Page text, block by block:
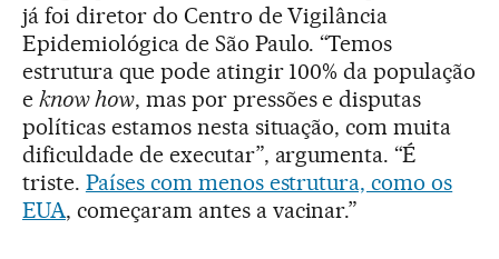
já foi diretor do Centro de Vigilância
Epidemiológica de São Paulo. “Temos
estrutura que pode atingir 100% da população
e know how, mas por pressões e disputas
políticas estamos nesta situação, com muita
dificuldade de executar”, argumenta. “É
triste. Países com menos estrutura, como os
EUA, começaram antes a vacinar.”